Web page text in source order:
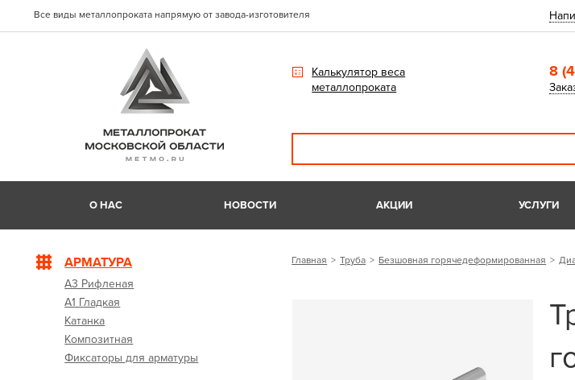
Все виды металлопроката напрямую от завода-изготовителя
Калькулятор веса
металлопроката
8
О НАС НОВОСТИ АКЦИИ УСЛУГИ
АРМАТУРА
А3 Рифленая
А1 Гладкая
Катанка
Композитная
Фиксаторы для арматуры
Главная Труба Безшовная горячедеформированная